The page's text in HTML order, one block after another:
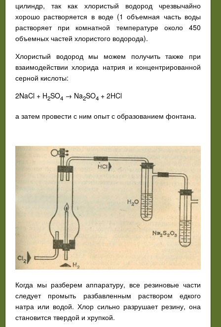
цилиндр, так как хлористый водород чрезвычайно
хорошо растворяется в воде (1 объемная часть воды
растворяет при комнатной температуре около 450
объемных частей хлористого водорода).
Хлористый водород мы можем получить также при
взаимодействии хлорида натрия и концентрированной
серной кислоты:
2NaCl + H2SO4 → Na2SO4 + 2HCl
а затем провести с ним опыт с образованием фонтана.
Когда мы разберем аппаратуру, все резиновые части
следует промыть разбавленным раствором едкого
натра или водой. Хлор сильно разрушает резину, она
становится твердой и хрупкой.